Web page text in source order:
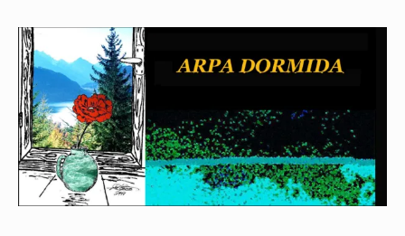
contenido